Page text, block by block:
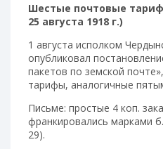
Шестые почтовые
25 августа 1918 г.)
1 августа исполком
опубликовал
пакетов по земской
тарифы, аналогичные
Письме: простые 4 коп.
франкировались марками
29).